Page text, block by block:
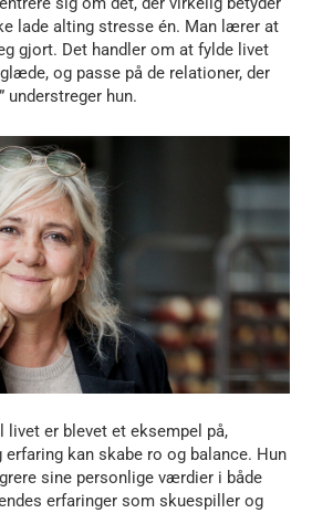
lade alting stresse én. Man lærer at
gjort. Det handler om at fylde livet
og passe på de relationer, der
understreger hun.
er blevet et eksempel på,
erfaring kan skabe ro og balance. Hun
sine personlige værdier i både
erfaringer som skuespiller og